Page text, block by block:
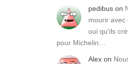
pedibus on
mourir avec
oui qu'ils
pour Michelin…
Alex on